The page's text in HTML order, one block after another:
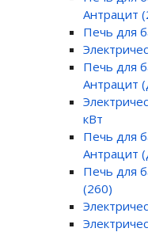
Антрацит
Печь для
Печь для
Антрацит
кВт
Печь для
Антрацит
Печь для
(260)